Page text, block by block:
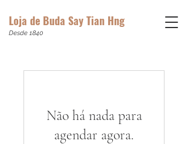
Loja de Buda Say Tian Hng
Desde 1840
Não há nada para
agendar agora.